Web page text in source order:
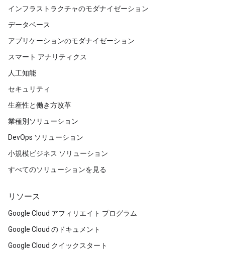
インフラストラクチャのモダナイゼーション
データベース
アプリケーションのモダナイゼーション
スマート アナリティクス
人工知能
セキュリティ
生産性と働き方改革
業種別ソリューション
DevOps ソリューション
小規模ビジネス ソリューション
すべてのソリューションを見る
リソース
Google Cloud アフィリエイト プログラム
Google Cloud のドキュメント
Google Cloud クイックスタート